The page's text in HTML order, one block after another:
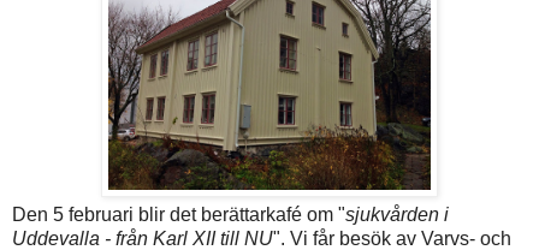
Den 5 februari blir det berättarkafé om "sjukvården i
Uddevalla - från Karl XII till NU". Vi får besök av Varvs- och